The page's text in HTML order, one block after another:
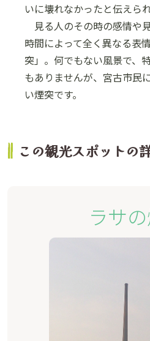
いに壊れなかったと伝えら
見る人のその時の感情や
時間によって全く異なる表
突」。何でもない風景で、
もありませんが、宮古市民
い煙突です。
この観光スポットの
ラサ